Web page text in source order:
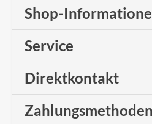
Shop-
Service
Direktkontakt
Zahlungsmethoden